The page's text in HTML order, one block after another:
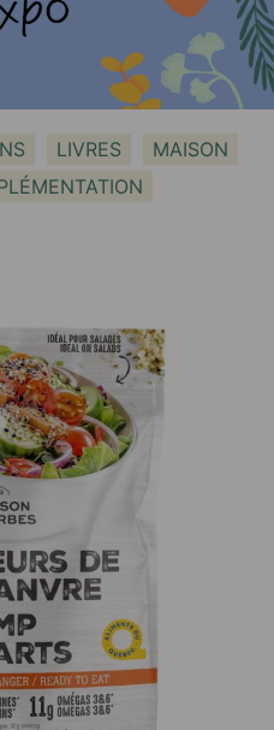
LIVRES
MAISON